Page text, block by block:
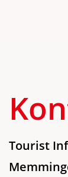
Tourist